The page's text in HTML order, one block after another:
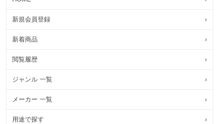
新規会員登録 ›
新着商品 ›
閲覧履歴 ›
ジャンル 一覧 ›
メーカー 一覧 ›
用途で探す ›